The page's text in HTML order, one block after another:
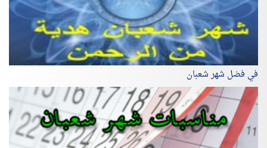
في فضل شهر شعبان